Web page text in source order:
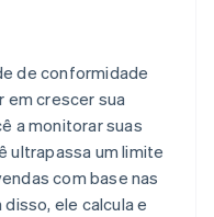
de conformidade
em crescer sua
a monitorar suas
ultrapassa um limite
com base nas
ele calcula e